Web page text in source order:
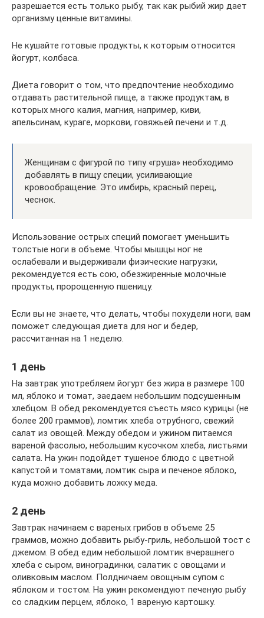
разрешается есть только рыбу, так как рыбий жир дает
организму ценные витамины.
Не кушайте готовые продукты, к которым относится
йогурт, колбаса.
Диета говорит о том, что предпочтение необходимо
отдавать растительной пище, а также продуктам, в
которых много калия, магния, например, киви,
апельсинам, кураге, моркови, говяжьей печени и т.д.
Женщинам с фигурой по типу «груша» необходимо
добавлять в пищу специи, усиливающие
кровообращение. Это имбирь, красный перец,
чеснок.
Использование острых специй помогает уменьшить
толстые ноги в объеме. Чтобы мышцы ног не
ослабевали и выдерживали физические нагрузки,
рекомендуется есть сою, обезжиренные молочные
продукты, пророщенную пшеницу.
Если вы не знаете, что делать, чтобы похудели ноги, вам
поможет следующая диета для ног и бедер,
рассчитанная на 1 неделю.
1 день
На завтрак употребляем йогурт без жира в размере 100
мл, яблоко и томат, заедаем небольшим подсушенным
хлебцом. В обед рекомендуется съесть мясо курицы (не
более 200 граммов), ломтик хлеба отрубного, свежий
салат из овощей. Между обедом и ужином питаемся
вареной фасолью, небольшим кусочком хлеба, листьями
салата. На ужин подойдет тушеное блюдо с цветной
капустой и томатами, ломтик сыра и печеное яблоко,
куда можно добавить ложку меда.
2 день
Завтрак начинаем с вареных грибов в объеме 25
граммов, можно добавить рыбу-гриль, небольшой тост с
джемом. В обед едим небольшой ломтик вчерашнего
хлеба с сыром, виноградинки, салатик с овощами и
оливковым маслом. Полдничаем овощным супом с
яблоком и тостом. На ужин рекомендуют печеную рыбу
со сладким перцем, яблоко, 1 вареную картошку.